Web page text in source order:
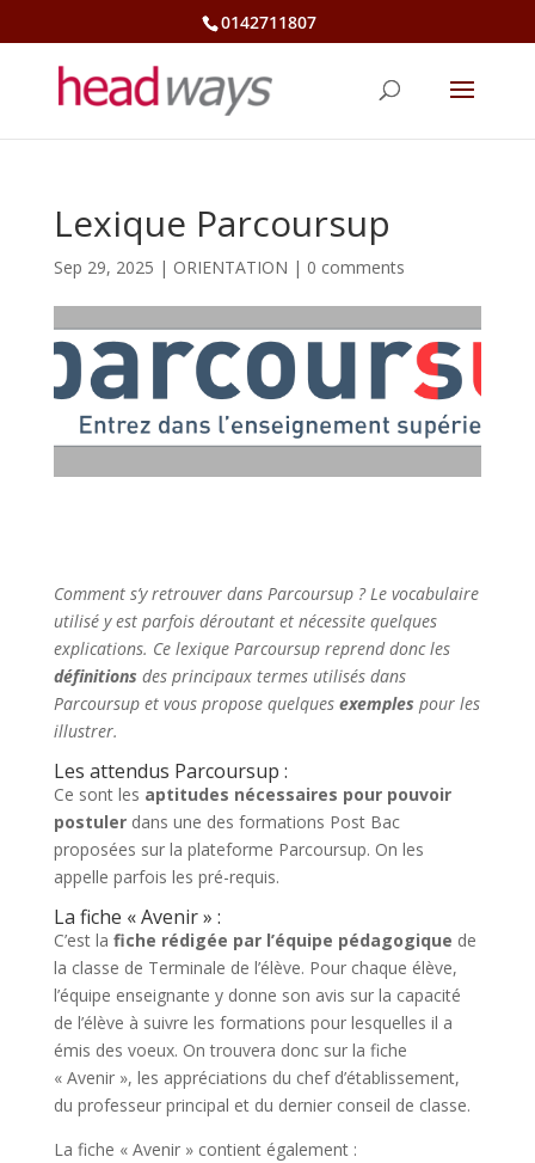
0142711807
Lexique Parcoursup
Sep 29, 2025 | ORIENTATION | 0 comments
Comment s’y retrouver dans Parcoursup ? Le vocabulaire
utilisé y est parfois déroutant et nécessite quelques
explications. Ce lexique Parcoursup reprend donc les
définitions des principaux termes utilisés dans
Parcoursup et vous propose quelques exemples pour les
illustrer.
Les attendus Parcoursup :
Ce sont les aptitudes nécessaires pour pouvoir
postulerdans une des formations Post Bac
proposées sur la plateforme Parcoursup. On les
appelle parfois les pré-requis.
La fiche « Avenir » :
C’est la fiche rédigée par l’équipe pédagogique de
la classe de Terminale de l’élève. Pour chaque élève,
l’équipe enseignante y donne son avis sur la capacité
de l’élève à suivre les formations pour lesquelles il a
émis des voeux. On trouvera donc sur la fiche
« Avenir », les appréciations du chef d’établissement,
du professeur principal et du dernier conseil de classe.
La fiche « Avenir » contient également :